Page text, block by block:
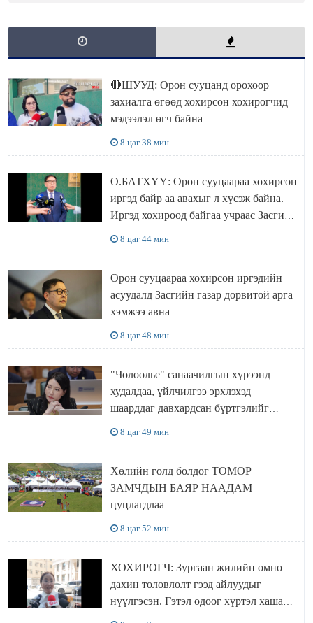
🔴ШУУД: Орон сууцанд орохоор
захиалга өгөөд хохирсон хохирогчид
мэдээлэл өгч байна
8 цаг 38 мин
О.БАТХҮҮ: Орон сууцаараа хохирсон
иргэд байр аа авахыг л хүсэж байна.
Иргэд хохироод байгаа учраас Засгийн
8 цаг 44 мин
Орон сууцаараа хохирсон иргэдийн
асуудалд Засгийн газар дорвитой арга
хэмжээ авна
8 цаг 48 мин
"Чөлөөлье" санаачилгын хүрээнд
худалдаа, үйлчилгээ эрхлэхэд
шаарддаг давхардсан бүртгэлийг
8 цаг 49 мин
Хөлийн голд болдог ТӨМӨР
ЗАМЧДЫН БАЯР НААДАМ
цуцлагдлаа
8 цаг 52 мин
ХОХИРОГЧ: Зургаан жилийн өмнө
дахин төлөвлөлт гээд айлуудыг
нүүлгэсэн. Гэтэл одоог хүртэл хашаа